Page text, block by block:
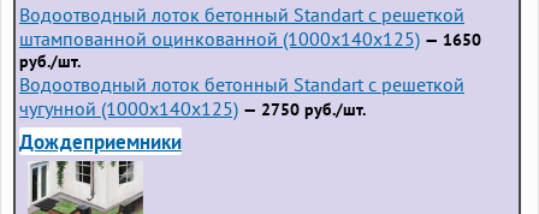
Водоотводный лоток бетонный Standart с решеткой
штампованной оцинкованной (1000x140x125) — 1650
руб./шт.
Водоотводный лоток бетонный Standart с решеткой
чугунной (1000x140x125) — 2750 руб./шт.
Дождеприемники